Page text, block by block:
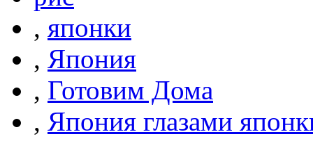
, японки
, Япония
, Готовим Дома
, Япония глазами